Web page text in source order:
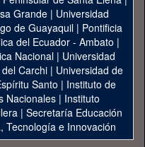
Grande | Universidad
de Guayaquil| Pontificia
del Ecuador - Ambato |
Nacional| Universidad
Carchi| Universidad de
Santo | Instituto de
Nacionales | Instituto
| Secretaría Educación
Tecnología e Innovación